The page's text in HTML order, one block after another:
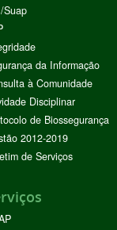
Suap
da Informação
à Comunidade
Disciplinar
de Biossegurança
2012-2019
de Serviços